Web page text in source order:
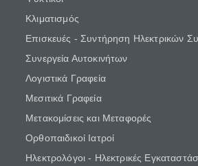
Κλιματισμός
Επισκευές - Συντήρηση Ηλεκτρικών
Συνεργεία Αυτοκινήτων
Λογιστικά Γραφεία
Μεσιτικά Γραφεία
Μετακομίσεις και Μεταφορές
Ορθοπαιδικοί Ιατροί
Ηλεκτρολόγοι - Ηλεκτρικές